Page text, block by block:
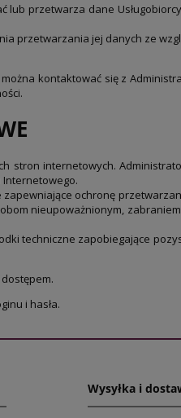
przetwarza dane
przetwarzania jej danych ze
kontaktować się z
stron internetowych.
ochronę
nieupoważnionym,
techniczne zapobiegające
i hasła.
Wysyłka i